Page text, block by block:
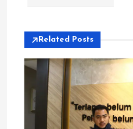
p
o
Related Posts